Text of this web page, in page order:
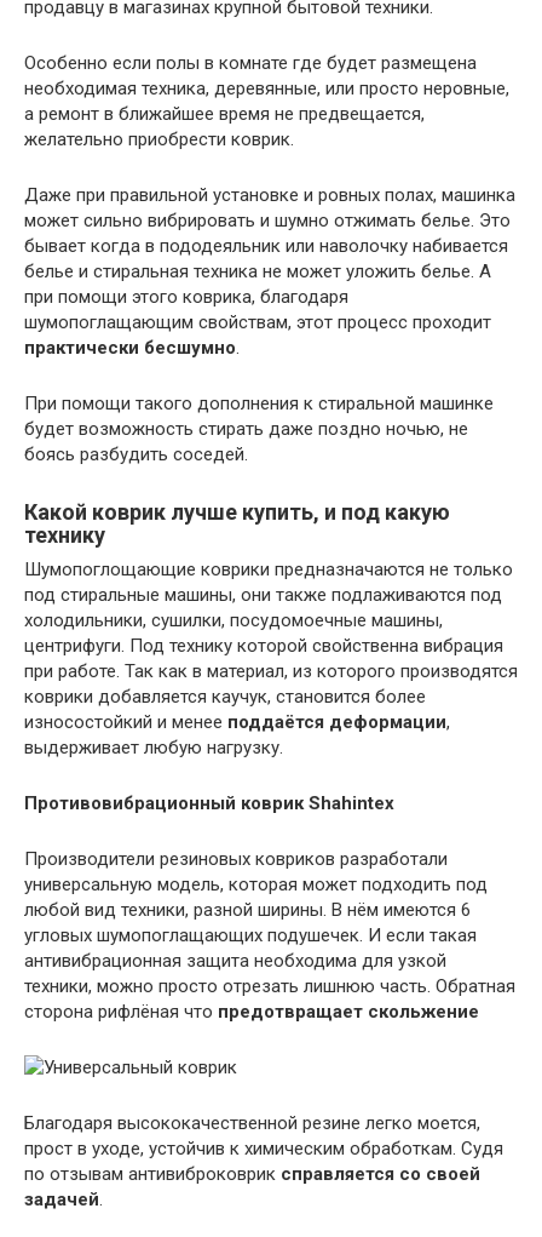
продавцу в магазинах крупной бытовой техники.
Особенно если полы в комнате где будет размещена
необходимая техника, деревянные, или просто неровные,
а ремонт в ближайшее время не предвещается,
желательно приобрести коврик.
Даже при правильной установке и ровных полах, машинка
может сильно вибрировать и шумно отжимать белье. Это
бывает когда в пододеяльник или наволочку набивается
белье и стиральная техника не может уложить белье. А
при помощи этого коврика, благодаря
шумопоглащающим свойствам, этот процесс проходит
практически бесшумно.
При помощи такого дополнения к стиральной машинке
будет возможность стирать даже поздно ночью, не
боясь разбудить соседей.
Какой коврик лучше купить, и под какую
технику
Шумопоглощающие коврики предназначаются не только
под стиральные машины, они также подлаживаются под
холодильники, сушилки, посудомоечные машины,
центрифуги. Под технику которой свойственна вибрация
при работе. Так как в материал, из которого производятся
коврики добавляется каучук, становится более
износостойкий и менее поддаётся деформации,
выдерживает любую нагрузку.
Противовибрационный коврик Shahintex
Производители резиновых ковриков разработали
универсальную модель, которая может подходить под
любой вид техники, разной ширины. В нём имеются 6
угловых шумопоглащающих подушечек. И если такая
антивибрационная защита необходима для узкой
техники, можно просто отрезать лишнюю часть. Обратная
сторона рифлёная что предотвращает скольжение
Благодаря высококачественной резине легко моется,
прост в уходе, устойчив к химическим обработкам. Судя
по отзывам антивиброковрик справляется со своей
задачей.